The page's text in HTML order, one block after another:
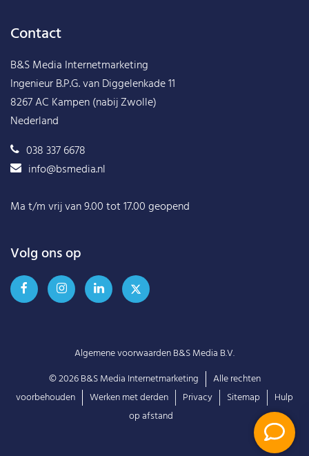
Contact
B&S Media Internetmarketing
Ingenieur B.P.G. van Diggelenkade 11
8267 AC Kampen (nabij Zwolle)
Nederland
038 337 6678
info@bsmedia.nl
Ma t/m vrij van 9.00 tot 17.00 geopend
Volg ons op
Algemene voorwaarden B&S Media B.V.
© 2026B&S Media Internetmarketing
Alle rechten
voorbehouden
Werken met derden Privacy Sitemap
Hulp
op afstand